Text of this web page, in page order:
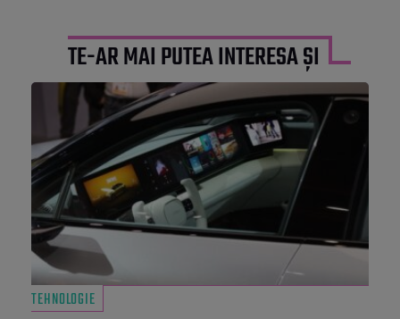
TE-AR MAI PUTEA INTERESA ȘI
TEHNOLOGIE